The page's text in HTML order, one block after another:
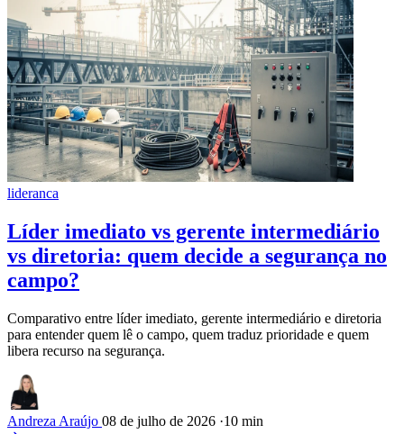
lideranca
Líder imediato vs gerente intermediário
vs diretoria: quem decide a segurança no
campo?
Comparativo entre líder imediato, gerente intermediário e diretoria
para entender quem lê o campo, quem traduz prioridade e quem
libera recurso na segurança.
Andreza Araújo 08 de julho de 2026 ·10 min